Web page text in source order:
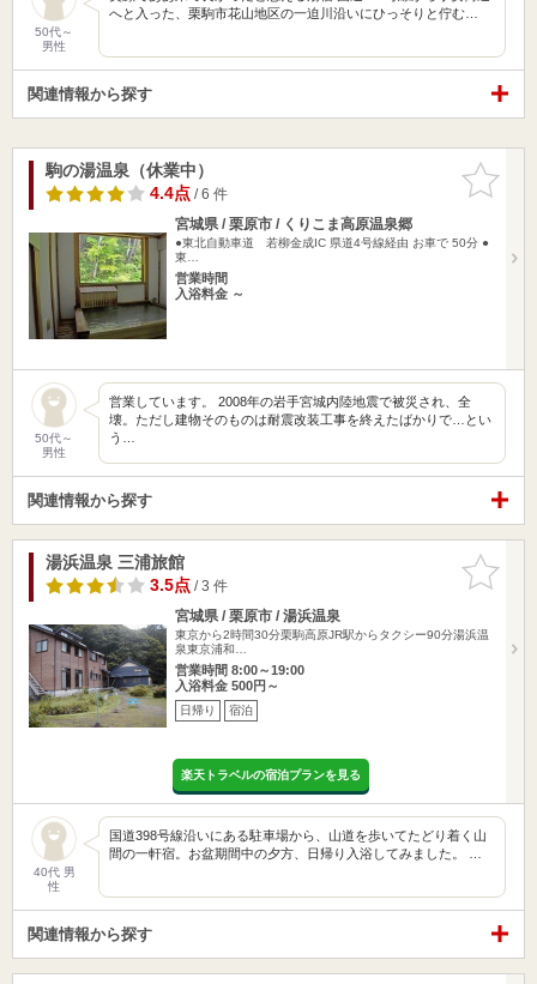
50代～
男性
へと入った、栗駒市花山地区の一迫川沿いにひっそりと佇む…
関連情報から探す
お気に入
りに追加
駒の湯温泉（休業中）
4.4点/ 6 件
宮城県 / 栗原市 / くりこま高原温泉郷
●東北自動車道 若柳金成IC 県道4号線経由 お車で 50分 ●
東…
営業時間
入浴料金 ～
50代～
男性
営業しています。 2008年の岩手宮城内陸地震で被災され、全
壊。ただし建物そのものは耐震改装工事を終えたばかりで…とい
う…
関連情報から探す
お気に入
りに追加
湯浜温泉 三浦旅館
3.5点/ 3 件
宮城県 / 栗原市 / 湯浜温泉
東京から2時間30分栗駒高原JR駅からタクシー90分湯浜温
泉東京浦和…
営業時間 8:00～19:00
入浴料金 500円～
日帰り 宿泊
楽天トラベルの宿泊プランを見る
40代 男
性
国道398号線沿いにある駐車場から、山道を歩いてたどり着く山
間の一軒宿。お盆期間中の夕方、日帰り入浴してみました。 …
関連情報から探す